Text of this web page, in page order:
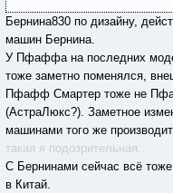
Бернина830 по дизайну,
машин Бернина.
У Пфаффа на последних
тоже заметно поменялся,
Пфафф Смартер тоже не
(АстраЛюкс?). Заметное
машинами того же
такая я подозрительная...
С Бернинами сейчас всё
в Китай.